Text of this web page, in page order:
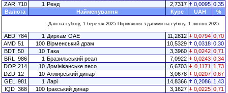
ZAR 710 1 Ренд 2,7317 0,0095 0,35
Валюта
Найменування Курс UAH %
Дані на суботу, 1 березня 2025 Порівняння з даними на суботу, 1 лютого 2025
AED 784 1 Дирхам ОАЕ 11,2812 0,0794 0,70
AMD 51 100 Вірменський драм 10,5329 0,0318 0,30
BDT 50 10 Така 3,3960 0,0242 0,71
BRL
986 1 Бразильський реал 7,0922 0,0243 0,34
DOP 214 10 Домініканське песо 6,6703 0,1171
1,73
DZD 12 10 Алжирський динар 3,0678 0,0207 0,67
GEL
981 1 Ларі 14,8366 0,2086 1,43
IQD 368 100 Іракський динар 3,1627 0,0225 0,71